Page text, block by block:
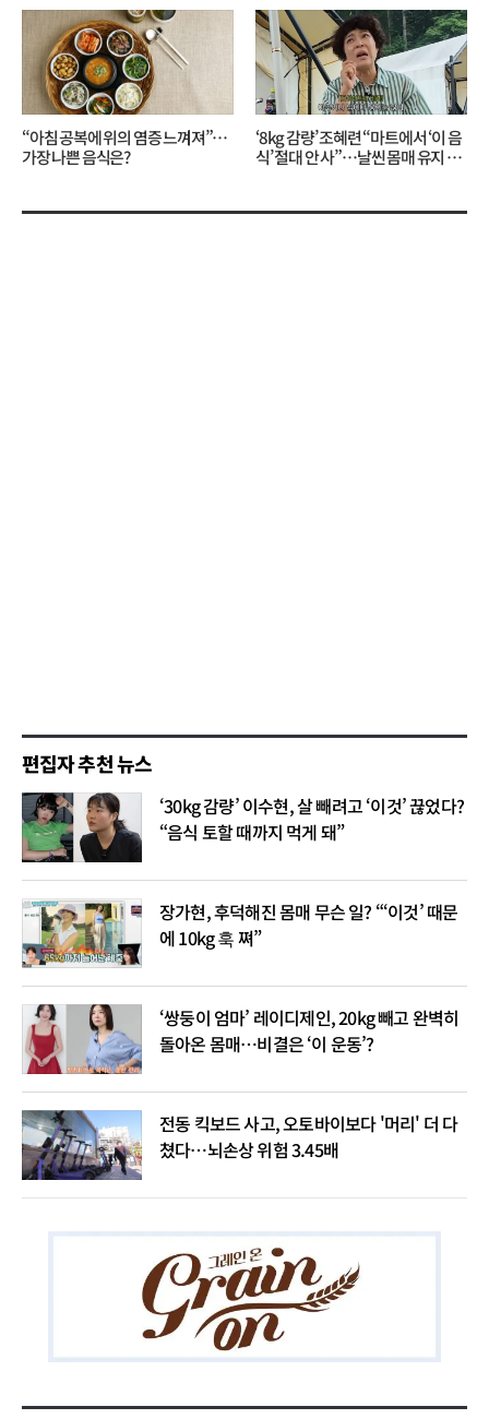
“아침 공복에 위의 염증 느껴져”…
가장 나쁜 음식은?
‘8kg 감량’ 조혜련 “마트에서 ‘이 음
식’ 절대 안 사”…날씬 몸매 유지 비
편집자 추천 뉴스
‘30kg 감량’ 이수현, 살 빼려고 ‘이것’ 끊었다?
“음식 토할 때까지 먹게 돼”
장가현, 후덕해진 몸매 무슨 일? “‘이것’ 때문
에 10kg 훅 쪄”
‘쌍둥이 엄마’ 레이디제인, 20kg 빼고 완벽히
돌아온 몸매…비결은 ‘이 운동’?
전동 킥보드 사고, 오토바이보다 '머리' 더 다
쳤다…뇌손상 위험 3.45배